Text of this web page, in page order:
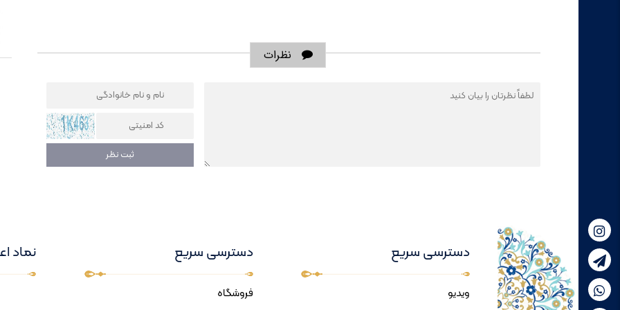
نظرات
دسترسی سریع
ویدیو
دسترسی سریع
فروشگاه
نماد